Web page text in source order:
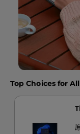
Top Choices for